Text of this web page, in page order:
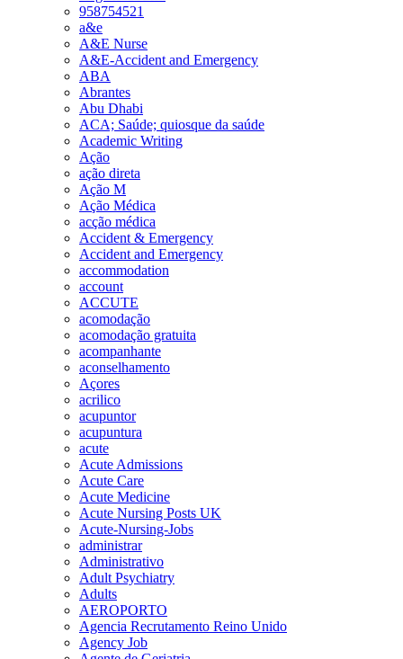
958754521
a&e
A&E Nurse
A&E-Accident and Emergency
ABA
Abrantes
Abu Dhabi
ACA; Saúde; quiosque da saúde
Academic Writing
Ação
ação direta
Ação M
Ação Médica
acção médica
Accident & Emergency
Accident and Emergency
accommodation
account
ACCUTE
acomodação
acomodação gratuita
acompanhante
aconselhamento
Açores
acrilico
acupuntor
acupuntura
acute
Acute Admissions
Acute Care
Acute Medicine
Acute Nursing Posts UK
Acute-Nursing-Jobs
administrar
Administrativo
Adult Psychiatry
Adults
AEROPORTO
Agencia Recrutamento Reino Unido
Agency Job